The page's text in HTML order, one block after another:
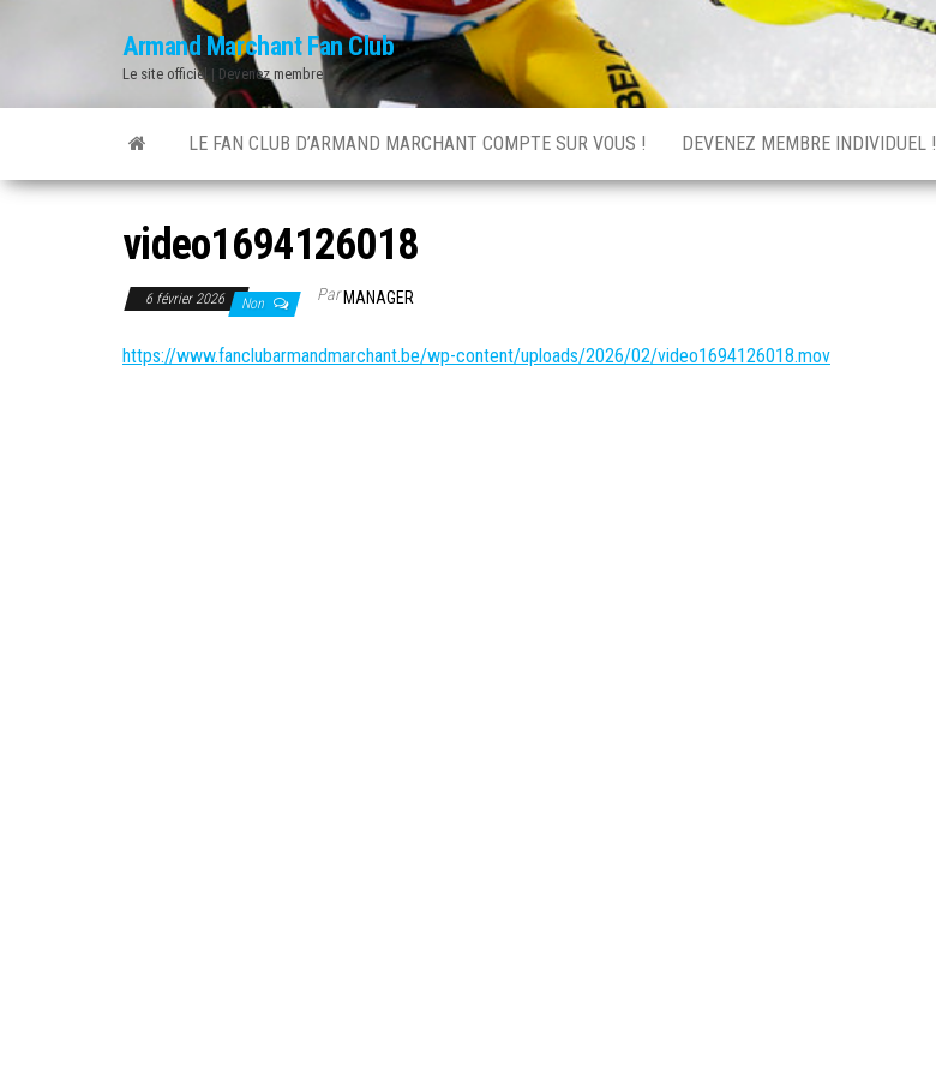
content
Armand Marchant Fan Club
Le site officiel | Devenez membre !
LE FAN CLUB D’ARMAND MARCHANT COMPTE SUR VOUS ! DEVENEZ MEMBRE INDIVIDUEL !
video1694126018
6 février 2026 Non ParMANAGER
https://www.fanclubarmandmarchant.be/wp-content/uploads/2026/02/video1694126018.mov